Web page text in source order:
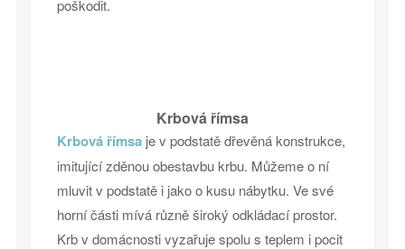
poškodit.
Krbová římsa
Krbová římsaje v podstatě dřevěná konstrukce,
imitující zděnou obestavbu krbu. Můžeme o ní
mluvit v podstatě i jako o kusu nábytku. Ve své
horní části mívá různě široký odkládací prostor.
Krb v domácnosti vyzařuje spolu s teplem i pocit